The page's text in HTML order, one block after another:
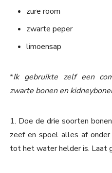
zure room
zwarte peper
limoensap
*Ik gebruikte zelf een
zwarte bonen en
1. Doe de drie soorten
zeef en spoel alles af
tot het water helder is. Laat